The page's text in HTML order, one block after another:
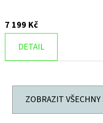
7 199 Kč
DETAIL
ZOBRAZIT